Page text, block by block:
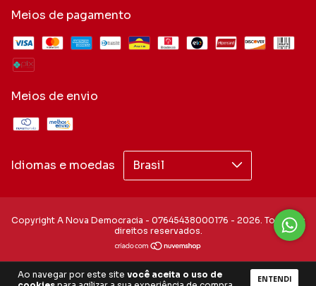
Ao navegar por este site você aceita o uso de
ENTENDI
Meios de pagamento
Meios de envio
Idiomas e moedas
Copyright A Nova Democracia - 07645438000176 - 2026. Todos os
direitos reservados.